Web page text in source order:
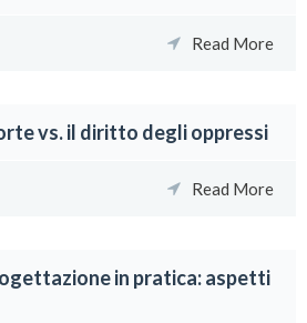
Read More
vs. il diritto degli oppressi
Read More
in pratica: aspetti